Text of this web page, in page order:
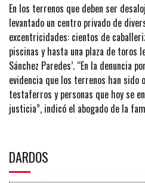
En los terrenos que deben ser
levantado un centro privado de
excentricidades: cientos de
piscinas y hasta una plaza de toros
Sánchez Paredes’. “En la denuncia
evidencia que los terrenos han sido
testaferros y personas que hoy se
justicia”, indicó el abogado de la
DARDOS